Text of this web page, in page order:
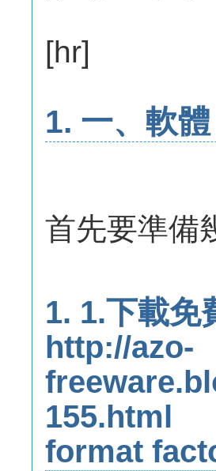
[hr]
1. 一、軟體
首先要準備
1. 1.下載
http://azo-
155.html
format